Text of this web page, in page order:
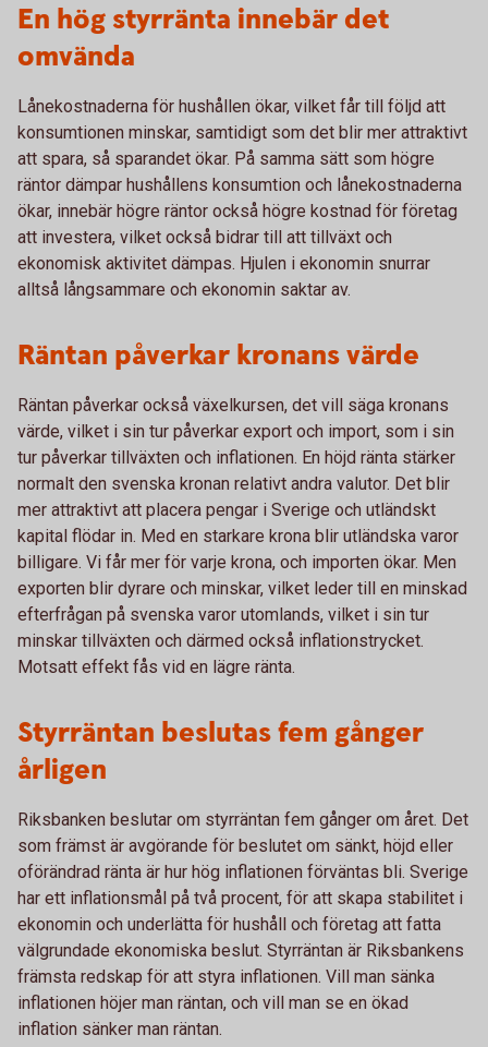
En hög styrränta innebär det
omvända
Lånekostnaderna för hushållen ökar, vilket får till följd att
konsumtionen minskar, samtidigt som det blir mer attraktivt
att spara, så sparandet ökar. På samma sätt som högre
räntor dämpar hushållens konsumtion och lånekostnaderna
ökar, innebär högre räntor också högre kostnad för företag
att investera, vilket också bidrar till att tillväxt och
ekonomisk aktivitet dämpas. Hjulen i ekonomin snurrar
alltså långsammare och ekonomin saktar av.
Räntan påverkar kronans värde
Räntan påverkar också växelkursen, det vill säga kronans
värde, vilket i sin tur påverkar export och import, som i sin
tur påverkar tillväxten och inflationen. En höjd ränta stärker
normalt den svenska kronan relativt andra valutor. Det blir
mer attraktivt att placera pengar i Sverige och utländskt
kapital flödar in. Med en starkare krona blir utländska varor
billigare. Vi får mer för varje krona, och importen ökar. Men
exporten blir dyrare och minskar, vilket leder till en minskad
efterfrågan på svenska varor utomlands, vilket i sin tur
minskar tillväxten och därmed också inflationstrycket.
Motsatt effekt fås vid en lägre ränta.
Styrräntan beslutas fem gånger
årligen
Riksbanken beslutar om styrräntan fem gånger om året. Det
som främst är avgörande för beslutet om sänkt, höjd eller
oförändrad ränta är hur hög inflationen förväntas bli. Sverige
har ett inflationsmål på två procent, för att skapa stabilitet i
ekonomin och underlätta för hushåll och företag att fatta
välgrundade ekonomiska beslut. Styrräntan är Riksbankens
främsta redskap för att styra inflationen. Vill man sänka
inflationen höjer man räntan, och vill man se en ökad
inflation sänker man räntan.